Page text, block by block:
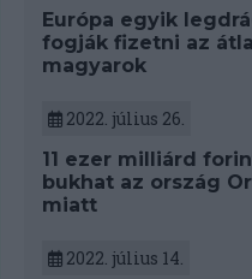
Európa egyik
fogják fizetni az
magyarok
2022. július 26.
11 ezer milliárd
bukhat az ország
miatt
2022. július 14.